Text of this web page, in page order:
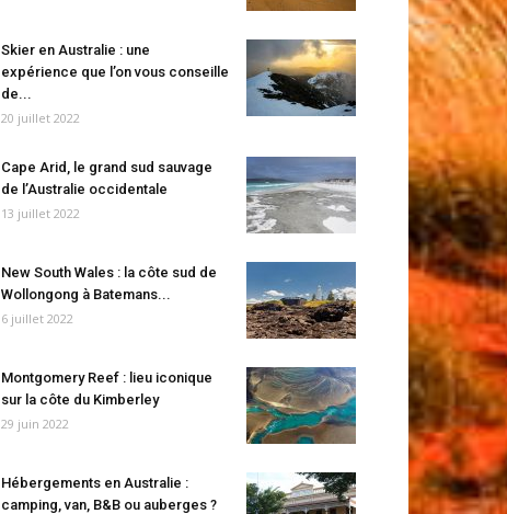
Skier en Australie : une
expérience que l’on vous conseille
de...
20 juillet 2022
Cape Arid, le grand sud sauvage
de l’Australie occidentale
13 juillet 2022
New South Wales : la côte sud de
Wollongong à Batemans...
6 juillet 2022
Montgomery Reef : lieu iconique
sur la côte du Kimberley
29 juin 2022
Hébergements en Australie :
camping, van, B&B ou auberges ?